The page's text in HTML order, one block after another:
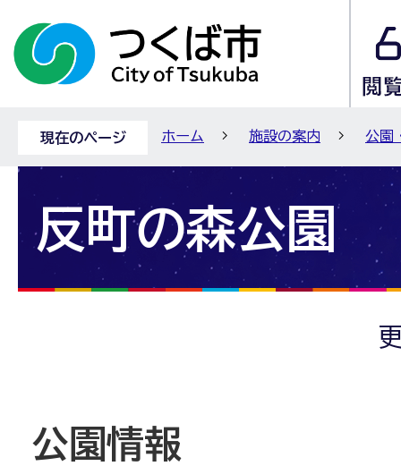
現在のページ ホーム 施設の案内 公園
反町の森公園
公園情報